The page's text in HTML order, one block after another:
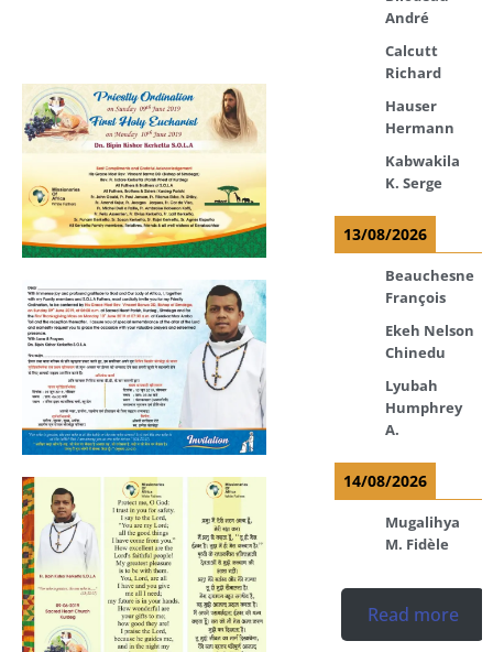
André
Calcutt
Richard
Hauser
Hermann
Kabwakila
K. Serge
13/08/2026
Beauchesne
François
Ekeh Nelson
Chinedu
Lyubah
Humphrey
A.
14/08/2026
Mugalihya
M. Fidèle
Read more